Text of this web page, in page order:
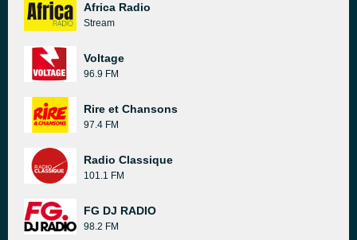
Africa Radio
Stream
Voltage
96.9 FM
Rire et Chansons
97.4 FM
Radio Classique
101.1 FM
FG DJ RADIO
98.2 FM